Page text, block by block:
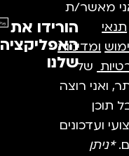
מאשר/ת
תנאי
ומדיניות
של
ואני רוצה
תוכן
ועדכונים
*ניתן
הורידו את
האפליקציה
שלנו